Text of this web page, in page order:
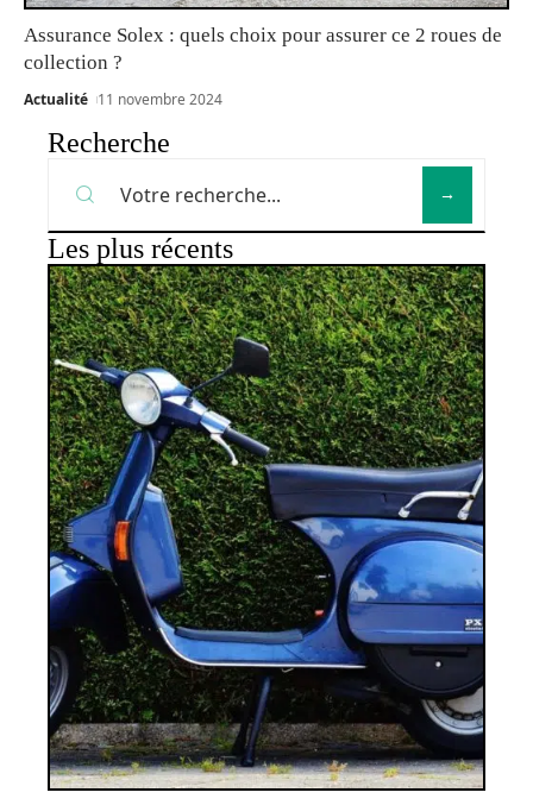
Assurance Solex : quels choix pour assurer ce 2 roues de
collection ?
Actualité 11 novembre 2024
Recherche
Les plus récents